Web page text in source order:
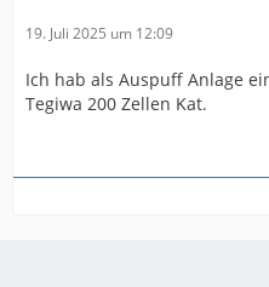
19. Juli 2025 um 12:09
Ich hab als Auspuff Anlage
Tegiwa 200 Zellen Kat.